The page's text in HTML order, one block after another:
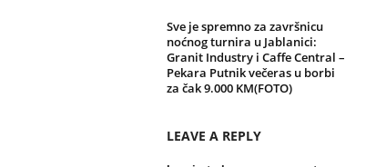
Sve je spremno za završnicu
noćnog turnira u Jablanici:
Granit Industry i Caffe Central –
Pekara Putnik večeras u borbi
za čak 9.000 KM(FOTO)
LEAVE A REPLY